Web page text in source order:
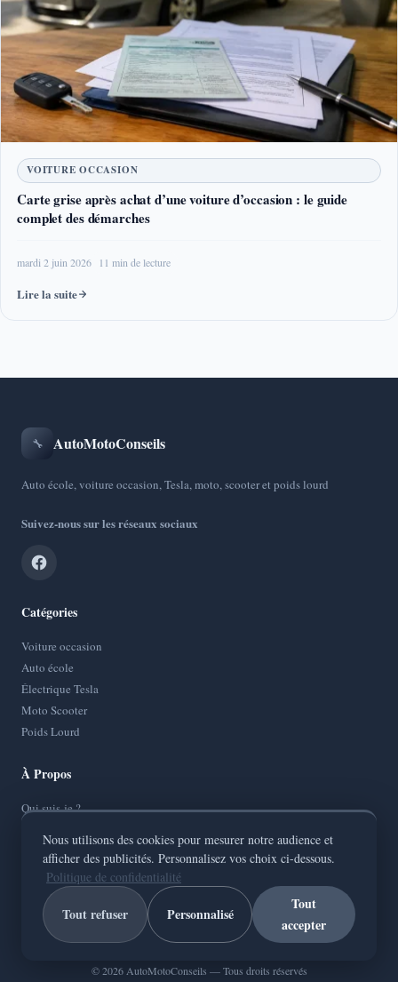
VOITURE OCCASION
Carte grise après achat d’une voiture d’occasion : le guide
complet des démarches
mardi 2 juin 2026 11 min de lecture
Lire la suite
🔧 AutoMotoConseils
Auto école, voiture occasion, Tesla, moto, scooter et poids lourd
Suivez-nous sur les réseaux sociaux
Catégories
Voiture occasion
Auto école
Électrique Tesla
Moto Scooter
Poids Lourd
À Propos
Qui suis-je ?
Mentions Légales
Politique de Confidentialité
Plan de site
© 2026AutoMotoConseils — Tous droits réservés
Nous utilisons des cookies pour mesurer notre audience et
afficher des publicités. Personnalisez vos choix ci-dessous.
Politique de confidentialité
Tout refuser Personnalisé
Tout
accepter